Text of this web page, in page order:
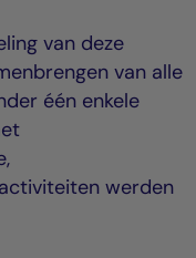
van deze
van alle
één enkele
werden